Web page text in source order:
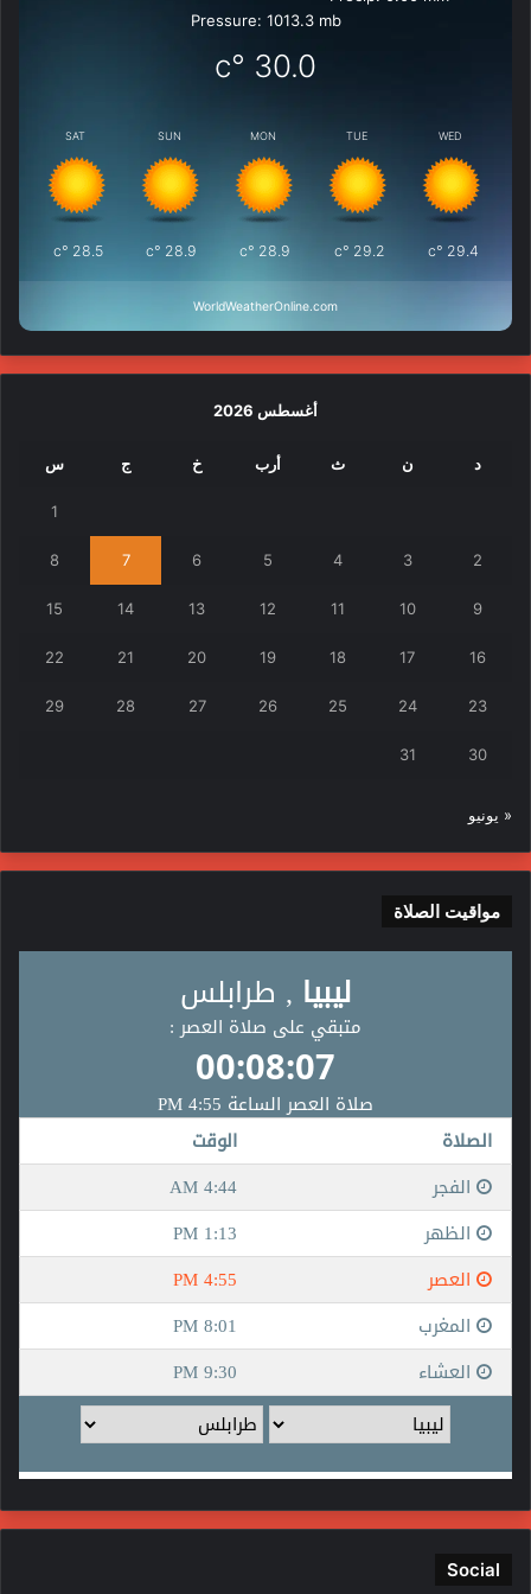
Pressure: 1013.3 mb
30.0
°c
SAT
28.5
°c
SUN
28.9
°c
MON
28.9
°c
TUE
29.2
°c
WED
29.4
°c
WorldWeatherOnline.com
أغسطس 2026
د ن ث أرب خ ج س
1
2
3
4
5
6
7
8
9
10
11
12
13
14
15
16
17
18
19
20
21
22
23
24
25
26
27
28
29
30
31
« يونيو
مواقيت الصلاة
Social